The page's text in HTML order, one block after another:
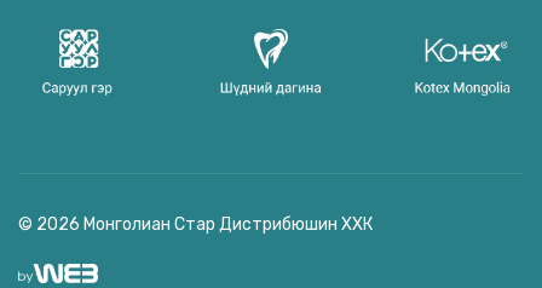
© 2026 Монголиан Стар Дистрибюшин ХХК